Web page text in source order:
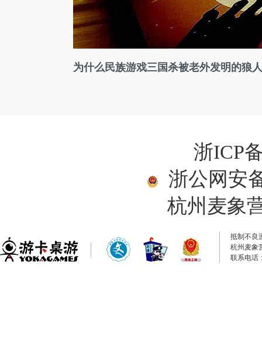
为什么民族游戏三国杀被老外发明的狼
浙ICP
浙公网安
杭州麦象
抵制不良
杭州麦象
联系电话